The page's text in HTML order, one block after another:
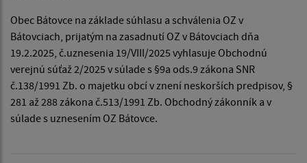
Obec Bátovce na základe súhlasu a schválenia OZ v
Bátovciach, prijatým na zasadnutí OZ v Bátovciach dňa
19.2.2025, č.uznesenia 19/VIII/2025 vyhlasuje Obchodnú
verejnú súťaž 2/2025 v súlade s §9a ods.9 zákona SNR
č.138/1991 Zb. o majetku obcí v znení neskorších predpisov, §
281 až 288 zákona č.513/1991 Zb. Obchodný zákonník a v
súlade s uznesením OZ Bátovce.